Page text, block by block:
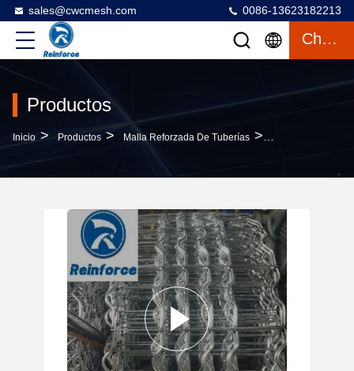
sales@cwcmesh.com 0086-13623182213
Charlar
Productos
Inicio > Productos > Malla Reforzada De Tuberías >